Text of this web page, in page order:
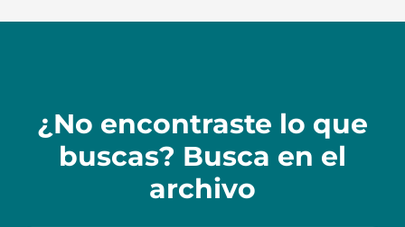
¿No encontraste lo que
buscas? Busca en el
archivo